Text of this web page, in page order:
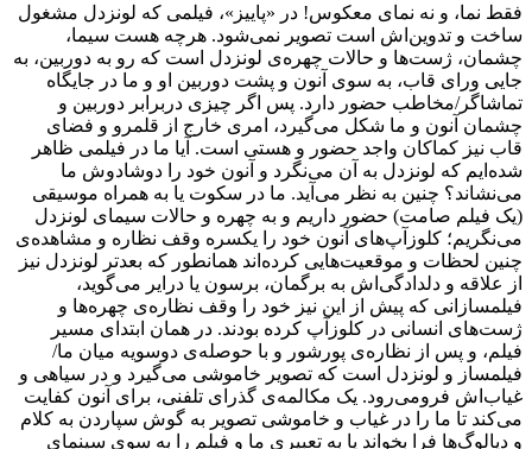
فقط نما، و نه نمای معکوس! در «پاییز»، فیلمی که لونزدل مشغول
ساخت و تدوین‌اش است تصویر نمی‌شود. هرچه هست سیما،
چشمان، ژست‌ها و حالات چهره‌ی لونزدل است که رو به دوربین، به
جایی ورای قاب، به سوی آنون و پشت دوربین او و ما در جایگاه
تماشاگر/مخاطب حضور دارد. پس اگر چیزی دربرابر دوربین و
چشمان آنون و ما شکل می‌گیرد، امری خارج از قلمرو و فضای
قاب نیز کماکان واجد حضور و هستی است. آیا ما در فیلمی ظاهر
شده‌ایم که لونزدل به آن می‌نگرد و آنون خود را دوشادوش ما
می‌نشاند؟ چنین به نظر می‌آید. ما در سکوت یا به همراه موسیقی
(یک فیلم صامت) حضور داریم و به چهره‌ و حالات سیمای لونزدل
می‌نگریم؛ کلوزآپ‌های آنون خود را یکسره وقف نظاره و مشاهده‌ی
چنین لحظات و موقعیت‌هایی کرده‌اند همانطور که بعدتر لونزدل نیز
از علاقه و دلدادگی‌اش به برگمان، برسون یا درایر می‌گوید،
فیلمسازانی که پیش از این نیز خود را وقف نظاره‌ی چهره‌ها و
ژست‌های انسانی در کلوزآپ کرده بودند. در همان ابتدای مسیر
فیلم، و پس از نظاره‌ی پورشور و با حوصله‌ی دوسویه‌ میان ما/
فیلمساز و لونزدل است که تصویر خاموشی می‌گیرد و در سیاهی و
غیاب‌اش فرومی‌رود. یک مکالمه‌ی گذرای تلفنی، برای آنون کفایت
می‌کند تا ما را در غیاب و خاموشی تصویر به گوش سپاردن به کلام
و دیالوگ‌ها فرا بخواند یا به تعبیری ما و فیلم را به سوی سینمای